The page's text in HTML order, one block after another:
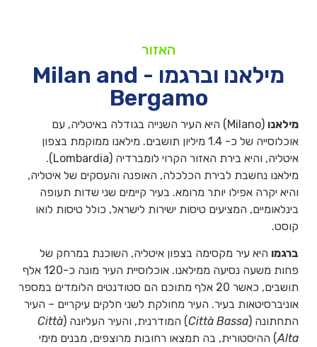
האזור
מילאנו וברגמו - Milan and
Bergamo
מילאנו
(Milano) היא העיר השנייה בגודלה באיטליה, עם
אוכלוסייה של כ- 1.4 מיליון תושבים. מילאנו ממוקמת בצפון
איטליה, והיא בירת האזור הקרוי לומברדיה (Lombardia).
מילאנו נחשבת לבירת הכלכלה, האופנה והעסקים של איטליה,
והיא יקרה אפילו יותר מרומא. בעיר קיימים שני שדות תעופה
בינלאומיים, המציעים טיסות ישירות לישראל, כולל טיסות לואו
קוסט.
ברגמו היא עיר מקסימה בצפון איטליה, השוכנת במרחק של
פחות משעה נסיעה ממילאנו. אוכלוסיית העיר מונה כ-120 אלף
תושבים, כאשר 20 אלף מתוכם הם סטודנטים הלומדים במספר
אוניברסיטאות בעיר. העיר מחולקת לשני חלקים עיקריים – העיר
התחתונה (Città Bassa) המודרנית, והעיר העליונה (Città
Alta) ההיסטורית, בה תמצאו רחובות מרוצפים, מבנים מימי